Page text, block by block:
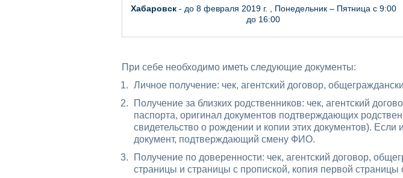
Хабаровск- до 8 февраля 2019 г. , Понедельник – Пятница с 9:00
до 16:00
При себе необходимо иметь следующие документы:
Личное получение: чек, агентский договор,
Получение за близких родственников: чек, агентский
паспорта, оригинал документов подтверждающих
свидетельство о рождении и копии этих документов).
документ, подтверждающий смену ФИО.
Получение по доверенности: чек, агентский договор,
страницы и страницы с пропиской, копия первой